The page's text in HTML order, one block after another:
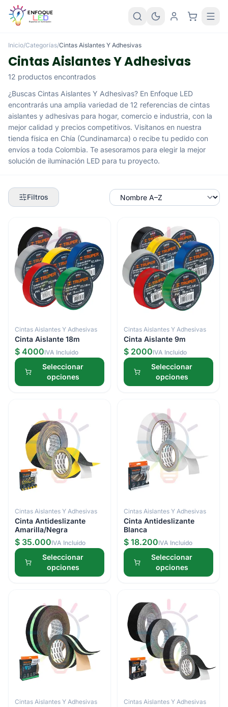
Inicio/Categorías/Cintas Aislantes Y Adhesivas
Cintas Aislantes Y Adhesivas
12 productos encontrados
¿Buscas Cintas Aislantes Y Adhesivas? En Enfoque LED
encontrarás una amplia variedad de 12 referencias de cintas
aislantes y adhesivas para hogar, comercio e industria, con la
mejor calidad y precios competitivos. Visítanos en nuestra
tienda física en Chía (Cundinamarca) o recibe tu pedido con
envíos a toda Colombia. Te asesoramos para elegir la mejor
solución de iluminación LED para tu proyecto.
Filtros
Cintas Aislantes Y Adhesivas
Cinta Aislante 18m
$ 4000IVA Incluido
Seleccionar
opciones
Cintas Aislantes Y Adhesivas
Cinta Aislante 9m
$ 2000IVA Incluido
Seleccionar
opciones
Cintas Aislantes Y Adhesivas
Cinta Antideslizante
Amarilla/Negra
$ 35.000IVA Incluido
Seleccionar
opciones
Cintas Aislantes Y Adhesivas
Cinta Antideslizante
Blanca
$ 18.200IVA Incluido
Seleccionar
opciones
Cintas Aislantes Y Adhesivas Cintas Aislantes Y Adhesivas